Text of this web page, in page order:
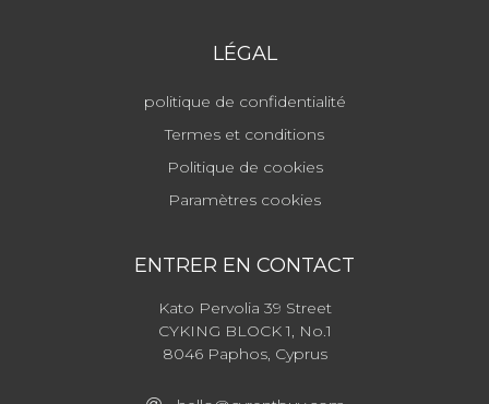
LÉGAL
politique de confidentialité
Termes et conditions
Politique de cookies
Paramètres cookies
ENTRER EN CONTACT
Kato Pervolia 39 Street
CYKING BLOCK 1, No.1
8046 Paphos, Cyprus